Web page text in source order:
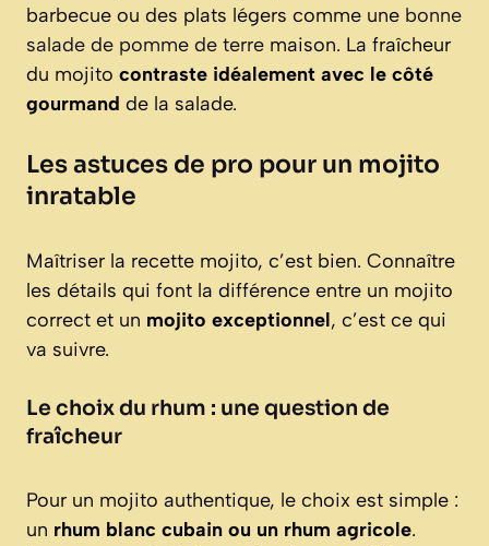
barbecue ou des plats légers comme une bonne
salade de pomme de terre maison. La fraîcheur
du mojito contraste idéalement avec le côté
gourmand de la salade.
Les astuces de pro pour un mojito
inratable
Maîtriser la recette mojito, c’est bien. Connaître
les détails qui font la différence entre un mojito
correct et un mojito exceptionnel, c’est ce qui
va suivre.
Le choix du rhum : une question de
fraîcheur
Pour un mojito authentique, le choix est simple :
un rhum blanc cubain ou un rhum agricole.